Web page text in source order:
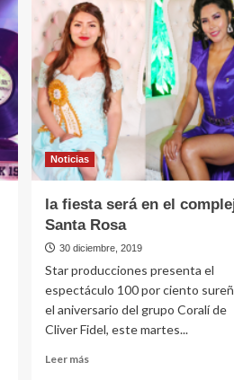
en
Lima
!!!
Noticias
la fiesta será en el
Santa Rosa
30 diciembre, 2019
Star producciones presenta el
espectáculo 100 por ciento
el aniversario del grupo Coralí de
Cliver Fidel, este martes...
Leer másLeer